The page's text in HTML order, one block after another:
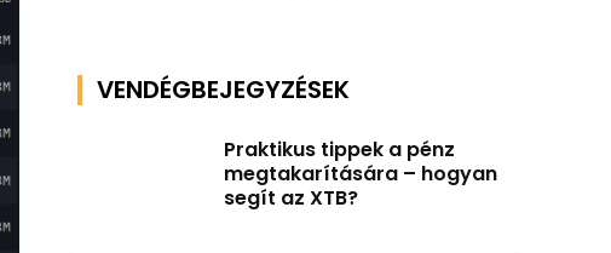
VENDÉGBEJEGYZÉSEK
Praktikus tippek a pénz
megtakarítására – hogyan
segít az XTB?